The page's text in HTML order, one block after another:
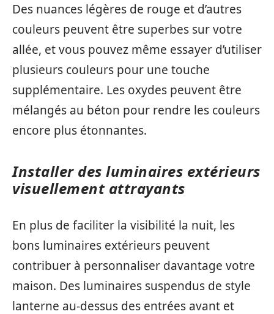
Des nuances légères de rouge et d’autres
couleurs peuvent être superbes sur votre
allée, et vous pouvez même essayer d’utiliser
plusieurs couleurs pour une touche
supplémentaire. Les oxydes peuvent être
mélangés au béton pour rendre les couleurs
encore plus étonnantes.
Installer des luminaires extérieurs
visuellement attrayants
En plus de faciliter la visibilité la nuit, les
bons luminaires extérieurs peuvent
contribuer à personnaliser davantage votre
maison. Des luminaires suspendus de style
lanterne au-dessus des entrées avant et